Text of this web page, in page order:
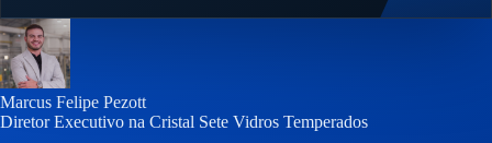
Marcus Felipe Pezott
Diretor Executivo na Cristal Sete Vidros Temperados